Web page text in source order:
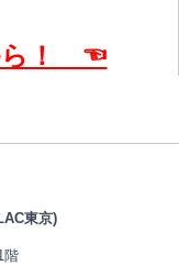
ら！ ☜
東京)
階